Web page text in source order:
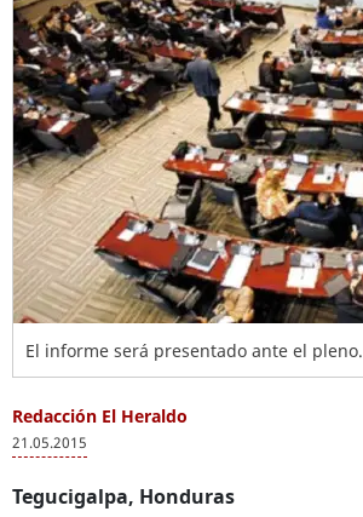
El informe será presentado ante el pleno.
Redacción El Heraldo
21.05.2015
Tegucigalpa, Honduras